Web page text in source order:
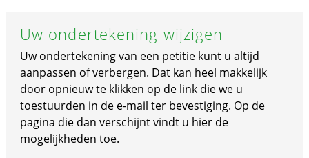
Uw ondertekening wijzigen
Uw ondertekening van een petitie kunt u altijd
aanpassen of verbergen. Dat kan heel makkelijk
door opnieuw te klikken op de link die we u
toestuurden in de e-mail ter bevestiging. Op de
pagina die dan verschijnt vindt u hier de
mogelijkheden toe.